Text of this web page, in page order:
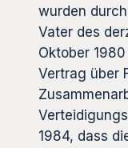
wurden
Vater des
Oktober
Vertrag über
1984, dass